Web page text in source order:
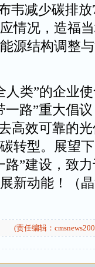
韦减少碳排
情况，造福
源结构调整
类”的企业
路”重大倡
高效可靠的
转型。展望
”建设，致
新动能！（
(责任编辑：